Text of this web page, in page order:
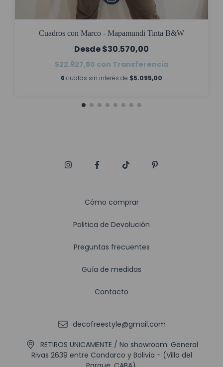
Cuadros con Marco - Mapamundi Tinta B&W
$30.570,00
$22.927,50 con Transferencia
6 cuotas sin interés de $5.095,00
Cómo comprar
Politica de Devolución
Preguntas frecuentes
Guía de medidas
Contacto
decofreestyle@gmail.com
RETIROS UNICAMENTE / No showroom: General
Rivas 2639 entre Condarco y Bolivia - (Villa del